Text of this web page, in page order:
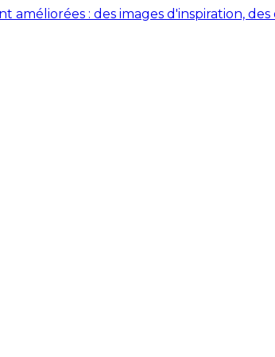
: des images d'inspiration,